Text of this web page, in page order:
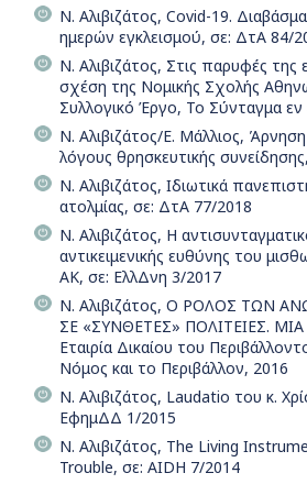
Ν. Αλιβιζάτος, Covid-19.
ημερών εγκλεισμού, σε: ΔτΑ 84/
Ν. Αλιβιζάτος, Στις παρυφές της
σχέση της Νομικής Σχολής
Συλλογικό Έργο, Το Σύνταγμα εν
Ν. Αλιβιζάτος/Ε. Μάλλιος,
λόγους θρησκευτικής
Ν. Αλιβιζάτος, Ιδιωτικά
ατολμίας, σε: ΔτΑ 77/2018
Ν. Αλιβιζάτος, Η
αντικειμενικής ευθύνης του
ΑΚ, σε: ΕλλΔνη 3/2017
Ν. Αλιβιζάτος, O ΡΟΛΟΣ ΤΩΝ
ΣΕ «ΣΥΝΘΕΤΕΣ» ΠΟΛΙΤΕΙΕΣ. ΜΙΑ
Εταιρία Δικαίου του
Νόμος και το Περιβάλλον, 2016
Ν. Αλιβιζάτος, Laudatio του κ.
ΕφημΔΔ 1/2015
Ν. Αλιβιζάτος, The Living
Trouble, σε: AIDH 7/2014